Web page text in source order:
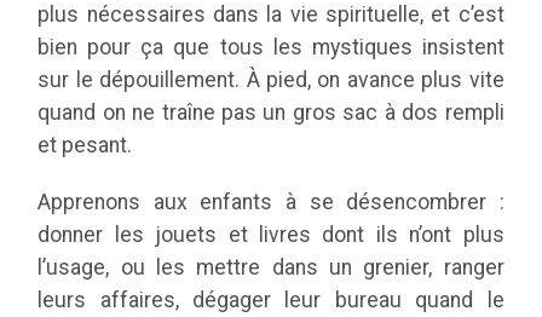
plus nécessaires dans la vie spirituelle, et c’est
bien pour ça que tous les mystiques insistent
sur le dépouillement. À pied, on avance plus vite
quand on ne traîne pas un gros sac à dos rempli
et pesant.
Apprenons aux enfants à se désencombrer :
donner les jouets et livres dont ils n’ont plus
l’usage, ou les mettre dans un grenier, ranger
leurs affaires, dégager leur bureau quand le